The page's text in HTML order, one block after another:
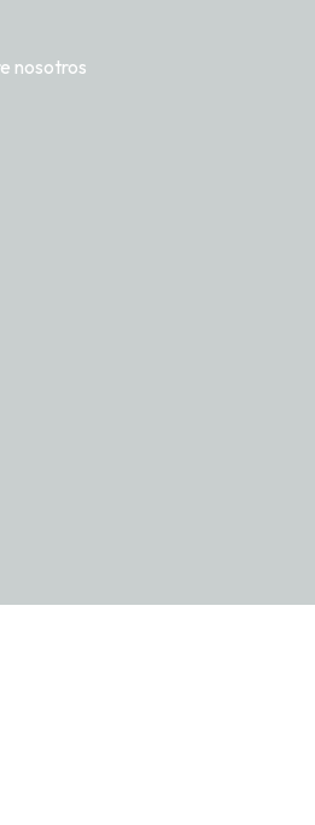
nosotros